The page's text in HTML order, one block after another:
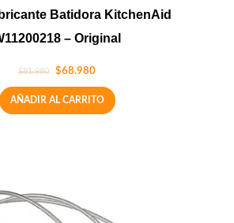
Batidora KitchenAid
– Original
$81.980 $68.980
AÑADIR AL CARRITO